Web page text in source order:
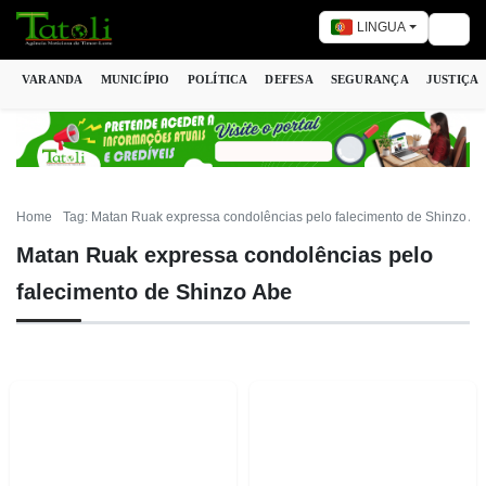
LINGUA
VARANDA MUNICÍPIO POLÍTICA DEFESA SEGURANÇA JUSTIÇA
Home Tag: Matan Ruak expressa condolências pelo falecimento de Shinzo
Matan Ruak expressa condolências pelo
falecimento de Shinzo Abe